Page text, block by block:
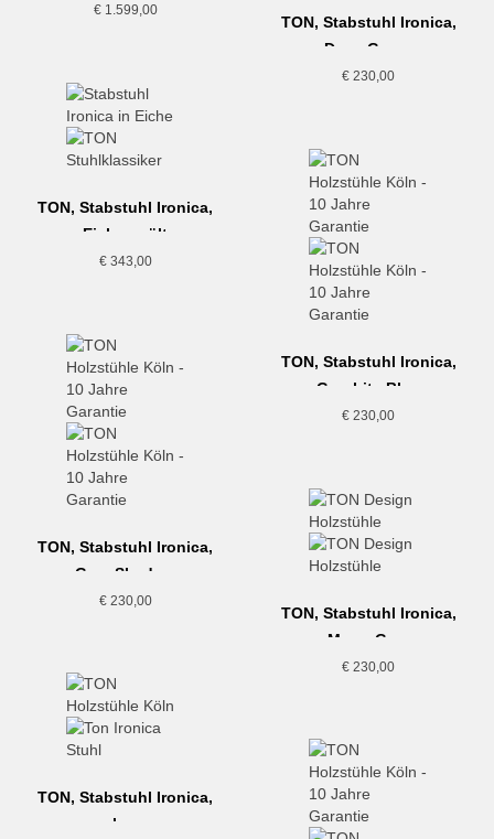
€1.599,00
TON, Stabstuhl Ironica,
Deep Green
€ 230,00
TON, Stabstuhl Ironica,
Eiche geölt
€343,00
TON, Stabstuhl Ironica,
Graphite Blue
€ 230,00
TON, Stabstuhl Ironica,
Grey Shadow
€230,00
TON, Stabstuhl Ironica,
Moon Grey
€ 230,00
TON, Stabstuhl Ironica,
schwarz